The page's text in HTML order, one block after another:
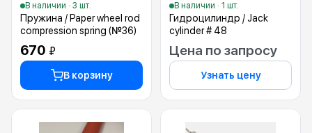
В наличии · 3 шт.
Пружина / Paper wheel rod
compression spring (№36)
670 ₽
В корзину
В наличии · 1 шт.
Гидроцилиндр / Jack
cylinder # 48
Цена по запросу
Узнать цену